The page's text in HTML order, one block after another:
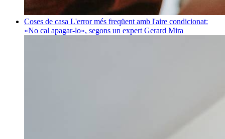
Coses de casa L'error més freqüent amb l'aire condicionat:
«No cal apagar-lo», segons un expert Gerard Mira